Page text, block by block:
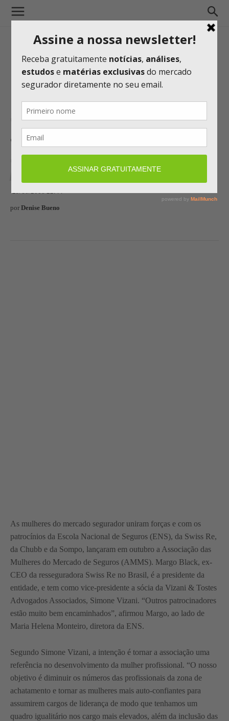
Seguradoras patrocinam
associação das Mulheres de
Seguros
por Denise Bueno
As mulheres do mercado segurador uniram forças e com os
patrocínios da Escola Nacional de Seguros (ENS), da Swiss Re,
da Chubb e da Sompo, lançaram em outubro a Associação das
Mulheres do Mercado de Seguros (AMMS). Margo Black, ex-
CEO da resseguradora Swiss Re no Brasil, é a presidente da
entidade, e tem como vice-presidente a sócia da Vizani & Tostes
Advogados Associados, Simone Vizani. “Outros patrocinadores
estão muito bem encaminhados”, afirmou Margo, ao lado de
Maria Helena Monteiro, diretora da ENS.
Segundo Simone Vizani, a intenção é tornar a associação uma
referência no desenvolvimento da mulher profissional. “O nosso
objetivo é diminuir os números das profissionais da zona de
achatamento e tornar as mulheres mais auto-confiantes para
assumirem cargos de liderança de modo que tenhamos um
quadro igualitário nos cargo mais elevados, além da inclusão das